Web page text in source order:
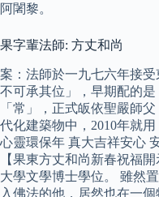
阿闍黎。
果字輩法師: 方丈和尚
案：法師於一九七六年接
不可承其位」，早期配的是
「常」，正式皈依聖嚴師
代化建築物中，2010年就
心靈環保年 真大吉祥安心
【果東方丈和尚新春祝福
大學文學博士學位。 雖然
入佛法的他，居然也在一